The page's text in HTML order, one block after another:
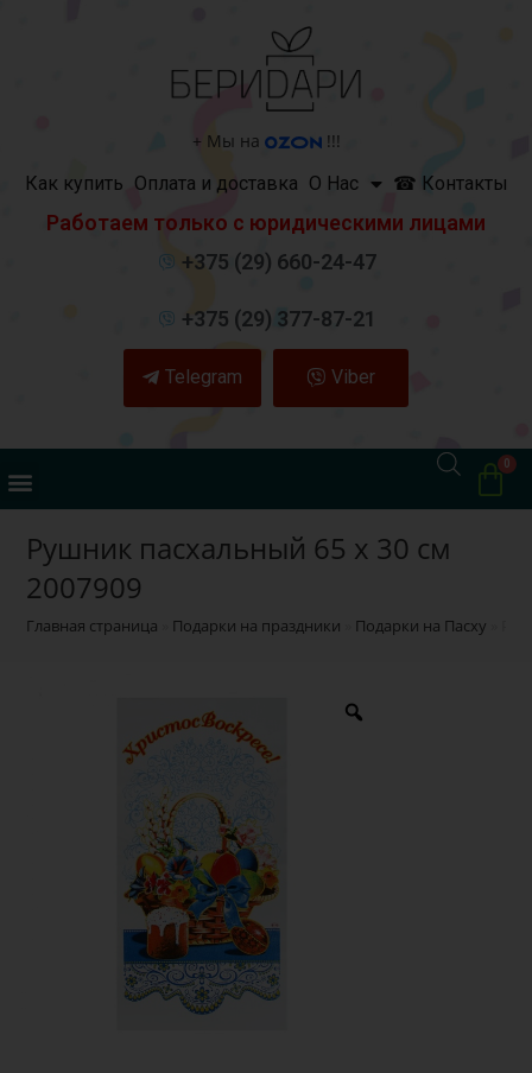
+ Мы на
!!!
Как купить Оплата и доставка О Нас ☎ Контакты
Работаем только с юридическими лицами
+375 (29) 660-24-47
+375 (29) 377-87-21
Telegram Viber
Рушник пасхальный 65 х 30 см
2007909
Главная страница Подарки на праздники Подарки на Пасху